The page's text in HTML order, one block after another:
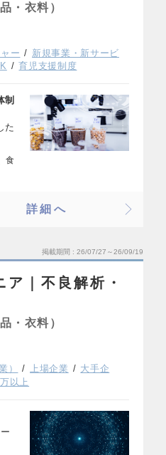
・衣料）
ー
新規事業・新サービ
育児支援制度
制
た
食
詳細へ
掲載期間 26/07/27～26/09/19
｜不良解析・
・衣料）
） 上場企業
大手企
以上